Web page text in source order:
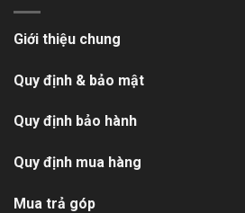
Giới thiệu chung
Quy định & bảo mật
Quy định bảo hành
Quy định mua hàng
Mua trả góp